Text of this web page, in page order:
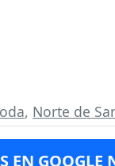
, Norte de
EN GOOGLE